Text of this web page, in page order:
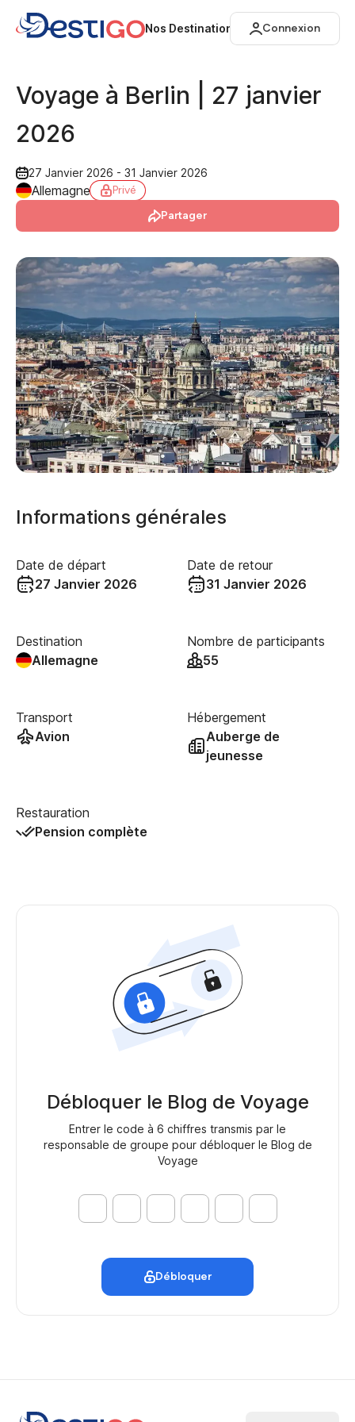
Nos Destinations Connexion
Voyage à Berlin | 27 janvier
2026
27 Janvier 2026 - 31 Janvier 2026
Allemagne
Privé
Partager
Informations générales
Date de départ
27 Janvier 2026
Date de retour
31 Janvier 2026
Destination
Allemagne
Nombre de participants
55
Transport
Avion
Hébergement
Auberge de
jeunesse
Restauration
Pension complète
Débloquer le Blog de Voyage
Entrer le code à 6 chiffres transmis par le
responsable de groupe pour débloquer le Blog de
Voyage
Débloquer